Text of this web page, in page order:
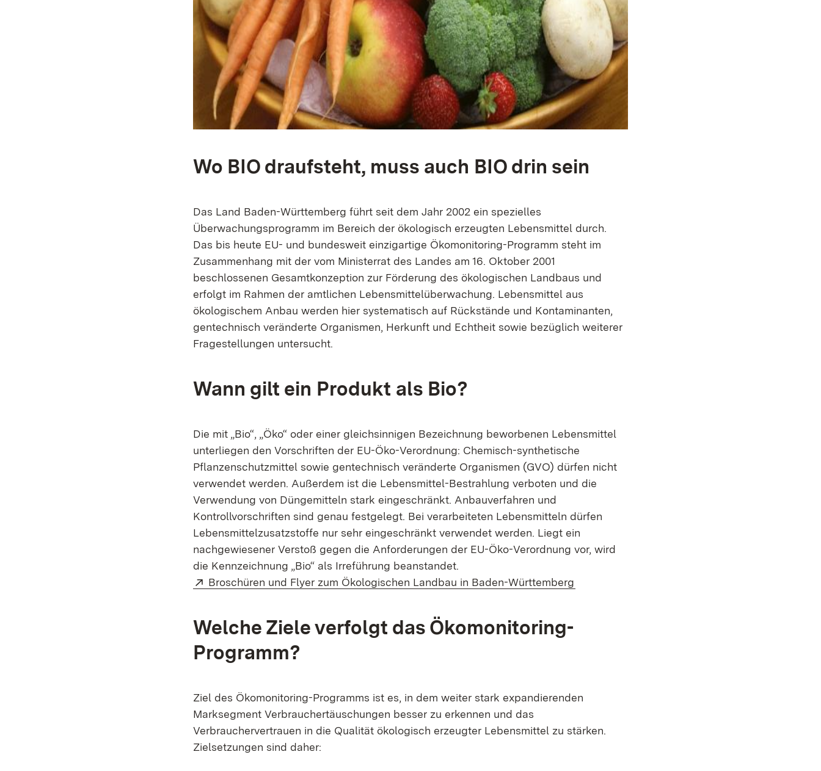
Wo BIO draufsteht, muss auch BIO drin sein
Das Land Baden-Württemberg führt seit dem Jahr 2002 ein spezielles
Überwachungsprogramm im Bereich der ökologisch erzeugten Lebensmittel durch.
Das bis heute EU- und bundesweit einzigartige Ökomonitoring-Programm steht im
Zusammenhang mit der vom Ministerrat des Landes am 16. Oktober 2001
beschlossenen Gesamtkonzeption zur Förderung des ökologischen Landbaus und
erfolgt im Rahmen der amtlichen Lebensmittelüberwachung. Lebensmittel aus
ökologischem Anbau werden hier systematisch auf Rückstände und Kontaminanten,
gentechnisch veränderte Organismen, Herkunft und Echtheit sowie bezüglich weiterer
Fragestellungen untersucht.
Wann gilt ein Produkt als Bio?
Die mit „Bio“, „Öko“ oder einer gleichsinnigen Bezeichnung beworbenen Lebensmittel
unterliegen den Vorschriften der EU-Öko-Verordnung: Chemisch-synthetische
Pflanzenschutzmittel sowie gentechnisch veränderte Organismen (GVO) dürfen nicht
verwendet werden. Außerdem ist die Lebensmittel-Bestrahlung verboten und die
Verwendung von Düngemitteln stark eingeschränkt. Anbauverfahren und
Kontrollvorschriften sind genau festgelegt. Bei verarbeiteten Lebensmitteln dürfen
Lebensmittelzusatzstoffe nur sehr eingeschränkt verwendet werden. Liegt ein
nachgewiesener Verstoß gegen die Anforderungen der EU-Öko-Verordnung vor, wird
die Kennzeichnung „Bio“ als Irreführung beanstandet.
Extern:
Broschüren und Flyer zum Ökologischen Landbau in Baden-Württemberg
Welche Ziele verfolgt das Ökomonitoring-
Programm?
Ziel des Ökomonitoring-Programms ist es, in dem weiter stark expandierenden
Marksegment Verbrauchertäuschungen besser zu erkennen und das
Verbrauchervertrauen in die Qualität ökologisch erzeugter Lebensmittel zu stärken.
Zielsetzungen sind daher: